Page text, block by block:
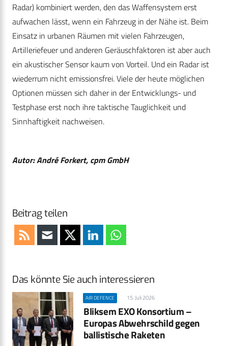
Radar) kombiniert werden, den das Waffensystem erst
aufwachen lässt, wenn ein Fahrzeug in der Nähe ist. Beim
Einsatz in urbanen Räumen mit vielen Fahrzeugen,
Artilleriefeuer und anderen Geräuschfaktoren ist aber auch
ein akustischer Sensor kaum von Vorteil. Und ein Radar ist
wiederrum nicht emissionsfrei. Viele der heute möglichen
Optionen müssen sich daher in der Entwicklungs- und
Testphase erst noch ihre taktische Tauglichkeit und
Sinnhaftigkeit nachweisen.
Autor: André Forkert, cpm GmbH
Beitrag teilen
Das könnte Sie auch interessieren
AIR DEFENCE 15. Juli 2026
Bliksem EXO Konsortium –
Europas Abwehrschild gegen
ballistische Raketen